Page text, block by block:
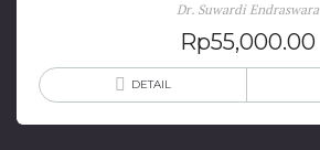
Dr. Suwardi Endraswara
Rp55,000.00
DETAIL